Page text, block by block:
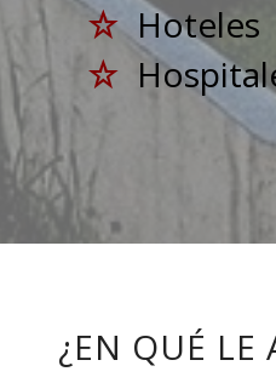
Hoteles
¿EN QUÉ LE